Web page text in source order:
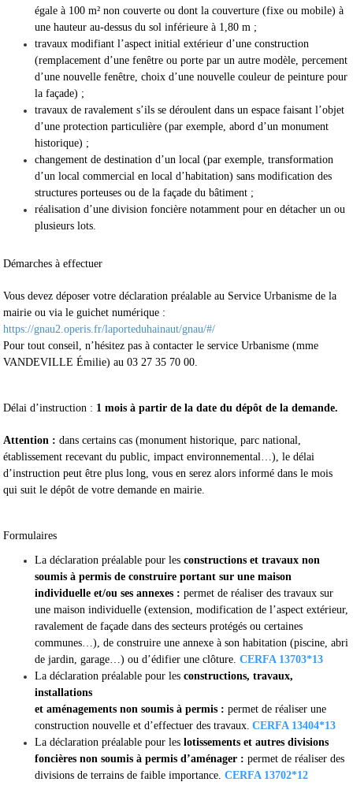
égale à 100 m² non couverte ou dont la couverture (fixe ou mobile) à
une hauteur au-dessus du sol inférieure à 1,80 m ;
travaux modifiant l’aspect initial extérieur d’une construction
(remplacement d’une fenêtre ou porte par un autre modèle, percement
d’une nouvelle fenêtre, choix d’une nouvelle couleur de peinture pour
la façade) ;
travaux de ravalement s’ils se déroulent dans un espace faisant l’objet
d’une protection particulière (par exemple, abord d’un monument
historique) ;
changement de destination d’un local (par exemple, transformation
d’un local commercial en local d’habitation) sans modification des
structures porteuses ou de la façade du bâtiment ;
réalisation d’une division foncière notamment pour en détacher un ou
plusieurs lots.
Démarches à effectuer
Vous devez déposer votre déclaration préalable au Service Urbanisme de la
mairie ou via le guichet numérique :
https://gnau2.operis.fr/laporteduhainaut/gnau/#/
Pour tout conseil, n’hésitez pas à contacter le service Urbanisme (mme
VANDEVILLE Émilie) au 03 27 35 70 00.
Délai d’instruction : 1 mois à partir de la date du dépôt de la demande.
Attention :dans certains cas (monument historique, parc national,
établissement recevant du public, impact environnemental…), le délai
d’instruction peut être plus long, vous en serez alors informé dans le mois
qui suit le dépôt de votre demande en mairie.
Formulaires
La déclaration préalable pour lesconstructions et travaux non
soumis à permis de construire portant sur une maison
individuelle et/ou ses annexes : permet de réaliser des travaux sur
une maison individuelle (extension, modification de l’aspect extérieur,
ravalement de façade dans des secteurs protégés ou certaines
communes…), de construire une annexe à son habitation (piscine, abri
de jardin, garage…) ou d’édifier une clôture.CERFA 13703*13
La déclaration préalable pour lesconstructions, travaux,
installations
et aménagements non soumis à permis : permet de réaliser une
construction nouvelle et d’effectuer des travaux. CERFA 13404*13
La déclaration préalable pour leslotissements et autres divisions
foncières non soumis à permis d’aménager : permet de réaliser des
divisions de terrains de faible importance.CERFA 13702*12